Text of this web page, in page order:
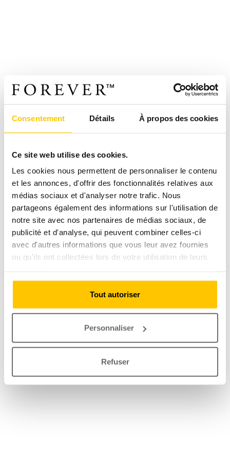
Consentement Détails À propos des cookies
Ce site web utilise des cookies.
Les cookies nous permettent de personnaliser le contenu
et les annonces, d'offrir des fonctionnalités relatives aux
médias sociaux et d'analyser notre trafic. Nous
partageons également des informations sur l'utilisation de
notre site avec nos partenaires de médias sociaux, de
publicité et d'analyse, qui peuvent combiner celles-ci
avec d'autres informations que vous leur avez fournies
ou qu'ils ont collectées lors de votre utilisation de leurs
Tout autoriser
Personnaliser
Refuser